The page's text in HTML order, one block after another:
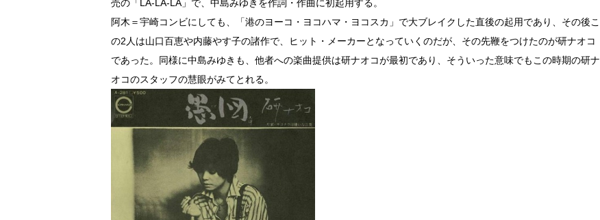
売の「LA-LA-LA」で、中島みゆきを作詞・作曲に初起用する。
阿木＝宇崎コンビにしても、「港のヨーコ・ヨコハマ・ヨコスカ」で大ブレイクした直後の起用であり、その後こ
の2人は山口百恵や内藤やす子の諸作で、ヒット・メーカーとなっていくのだが、その先鞭をつけたのが研ナオコ
であった。同様に中島みゆきも、他者への楽曲提供は研ナオコが最初であり、そういった意味でもこの時期の研ナ
オコのスタッフの慧眼がみてとれる。